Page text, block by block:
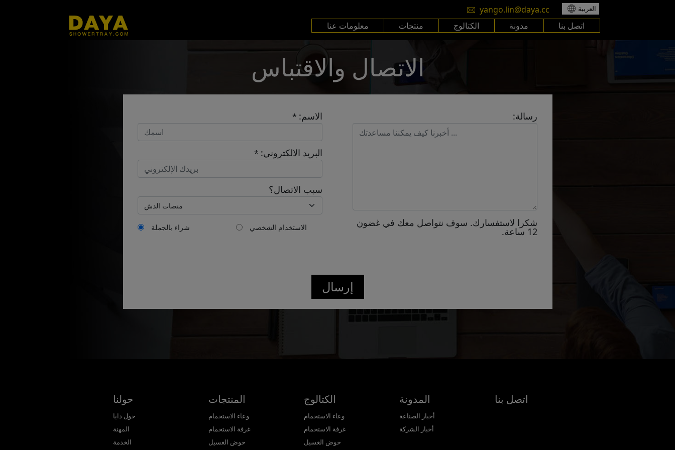
yango.lin@daya.cc العربية
معلومات عنا منتجات الكتالوج مدونة اتصل بنا
الاتصال والاقتباس
الاسم: *
البريد الالكتروني: *
سبب الاتصال؟
شراء بالجملة الاستخدام الشخصي
رسالة:
شكرا لاستفسارك. سوف نتواصل معك في غضون
12 ساعة.
إرسال
حولنا
حول دايا
المهنة
الخدمة
المنتجات
وعاء الاستحمام
غرفة الاستحمام
حوض الغسيل
الكتالوج
وعاء الاستحمام
غرفة الاستحمام
حوض الغسيل
المدونة
أخبار الصناعة
أخبار الشركة
اتصل بنا